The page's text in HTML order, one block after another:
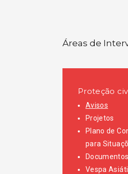
Áreas de
Proteção
Avisos
Projetos
Plano de
para
Documentos
Vespa